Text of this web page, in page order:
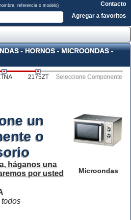
referencia o modelo)
Contacto
Agregar a favoritos
- HORNOS - MICROONDAS -
2175ZT Seleccione Componente
Microondas
un
o
háganos una
por usted